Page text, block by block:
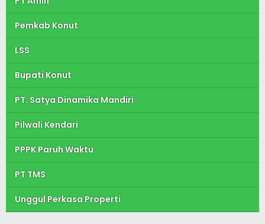
Pemkab Konut
LSS
Bupati Konut
PT. Satya Dinamika Mandiri
Pilwali Kendari
PPPK Paruh Waktu
PT TMS
Unggul Perkasa Properti